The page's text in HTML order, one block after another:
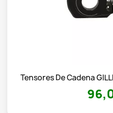
Tensores De Cadena